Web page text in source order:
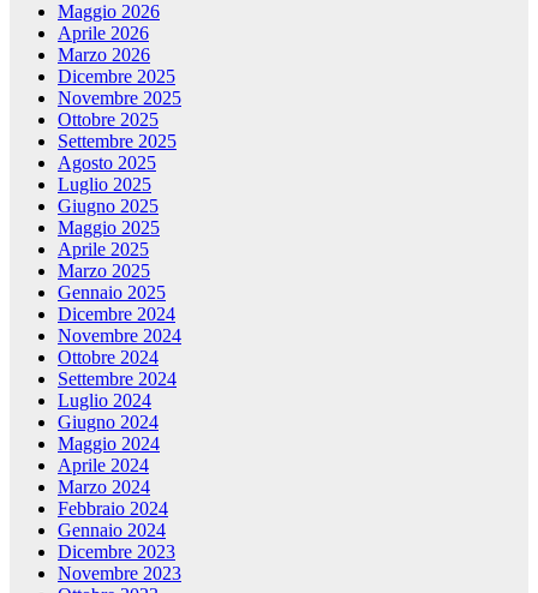
Maggio 2026
Aprile 2026
Marzo 2026
Dicembre 2025
Novembre 2025
Ottobre 2025
Settembre 2025
Agosto 2025
Luglio 2025
Giugno 2025
Maggio 2025
Aprile 2025
Marzo 2025
Gennaio 2025
Dicembre 2024
Novembre 2024
Ottobre 2024
Settembre 2024
Luglio 2024
Giugno 2024
Maggio 2024
Aprile 2024
Marzo 2024
Febbraio 2024
Gennaio 2024
Dicembre 2023
Novembre 2023